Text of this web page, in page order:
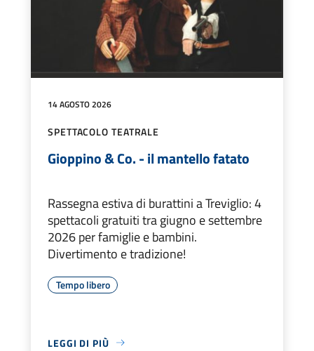
14 AGOSTO 2026
SPETTACOLO TEATRALE
Gioppino & Co. - il mantello fatato
Rassegna estiva di burattini a Treviglio: 4
spettacoli gratuiti tra giugno e settembre
2026 per famiglie e bambini.
Divertimento e tradizione!
Tempo libero
LEGGI DI PIÙ